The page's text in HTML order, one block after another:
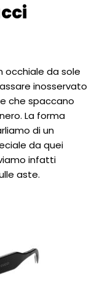
occhiale da sole
inosservato
che spaccano
La forma
di un
da quei
infatti
aste.